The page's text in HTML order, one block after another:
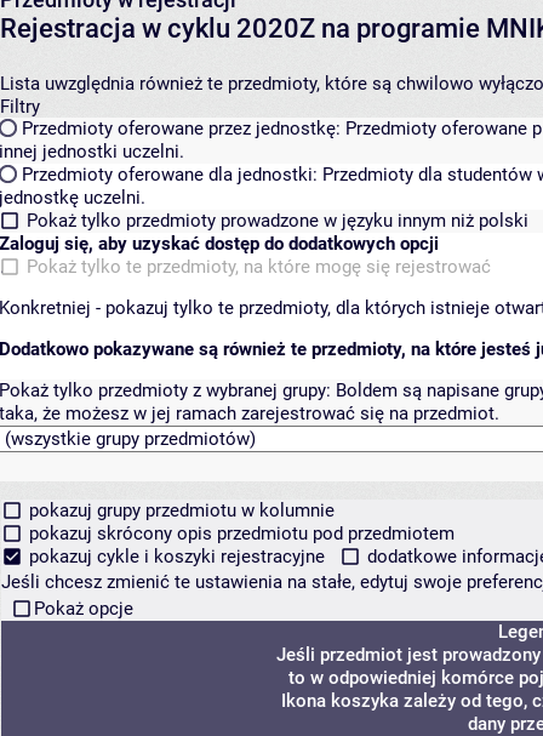
Rejestracja w cyklu 2020Z na programie
Lista uwzględnia również te przedmioty, które są chwilowo
Filtry
Przedmioty oferowane przez jednostkę: Przedmioty oferowane
innej jednostki uczelni.
Przedmioty oferowane dla jednostki: Przedmioty dla studentów
jednostkę uczelni.
Pokaż tylko przedmioty prowadzone w języku innym niż polski
Zaloguj się, aby uzyskać dostęp do dodatkowych opcji
Pokaż tylko te przedmioty, na które mogę się rejestrować
Konkretniej - pokazuj tylko te przedmioty, dla których istnieje
Dodatkowo pokazywane są również te przedmioty, na które jesteś
Pokaż tylko przedmioty z wybranej grupy: Boldem są napisane
taka, że możesz w jej ramach zarejestrować się na przedmiot.
pokazuj grupy przedmiotu w kolumnie
pokazuj skrócony opis przedmiotu pod przedmiotem
pokazuj cykle i koszyki rejestracyjne
dodatkowe
Jeśli chcesz zmienić te ustawienia na stałe, edytuj swoje
Pokaż opcje
Jeśli przedmiot jest
to w odpowiedniej komórce
Ikona koszyka zależy od tego,
dany